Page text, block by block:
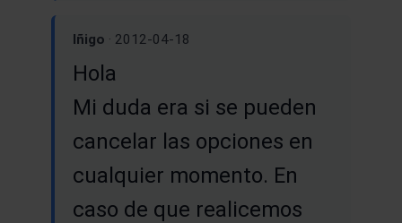
Iñigo · 2012-04-18
Hola
Mi duda era si se pueden
cancelar las opciones en
cualquier momento. En
caso de que realicemos